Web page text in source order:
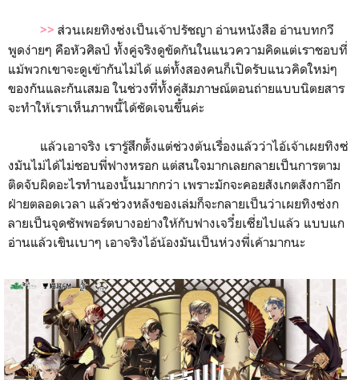
>> ส่วนเผยทิงซ่งเป็นเจ้าปรัชญา อ่านหนังสือ อ่านบทกวี
พูดง่ายๆ คือหัวศิลป์ ทั้งคู่จริงดูขัดกันในแนวความคิดแต่เราชอบที่
แม้พวกเขาจะดูเข้ากันไม่ได้ แต่ทั้งสองคนก็เปิดรับแนวคิดใหม่ๆ
ของกันและกันเสมอ ในช่วงที่ทั้งคู่สัมภาษณ์ตอนถ่ายแบบนิตยสาร
จะทำให้เราเห็นภาพนี้ได้ชัดเจนขึ้นค่ะ
แล้วเอาจริง เรารู้สึกตั้งแต่ช่วงต้นเรื่องแล้วว่าไอ้เจ้าเผยทิงซ่
งมันไม่ได้ไม่ชอบพี่ฟางหรอก แต่สนใจมากเลยกลายเป็นการตาม
ติดจับผิดอะไรทำนองนั้นมากกว่า เพราะมักจะคอยสังเกตสังกาอีก
ฝ่ายตลอดเวลา แล้วช่วงหลังของเล่มก็จะกลายเป็นว่าเผยทิงซ่งก
ลายเป็นจุดซัพพอร์ตบางอย่างให้กับฟางเจวี๋ยเซี่ยไปแล้ว แบบแก
อ่านแล้วเขินเบาๆ เอาจริงไอ้น้องมันเป็นห่วงพี่เค้ามากนะ